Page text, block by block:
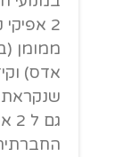
2
ממומן
אדס)
שנקראת